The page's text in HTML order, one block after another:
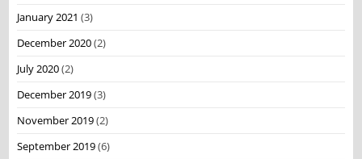
January 2021 (3)
December 2020(2)
July 2020(2)
December 2019(3)
November 2019(2)
September 2019(6)